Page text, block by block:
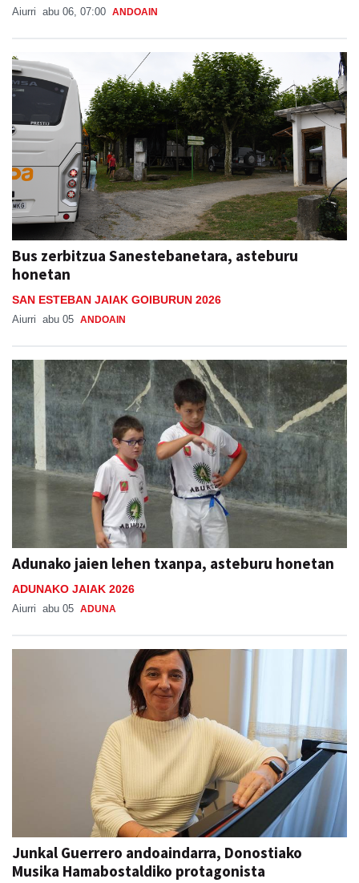
Aiurri abu 06, 07:00 ANDOAIN
Bus zerbitzua Sanestebanetara, asteburu
honetan
SAN ESTEBAN JAIAK GOIBURUN 2026
Aiurri abu 05 ANDOAIN
Adunako jaien lehen txanpa, asteburu honetan
ADUNAKO JAIAK 2026
Aiurri abu 05 ADUNA
Junkal Guerrero andoaindarra, Donostiako
Musika Hamabostaldiko protagonista